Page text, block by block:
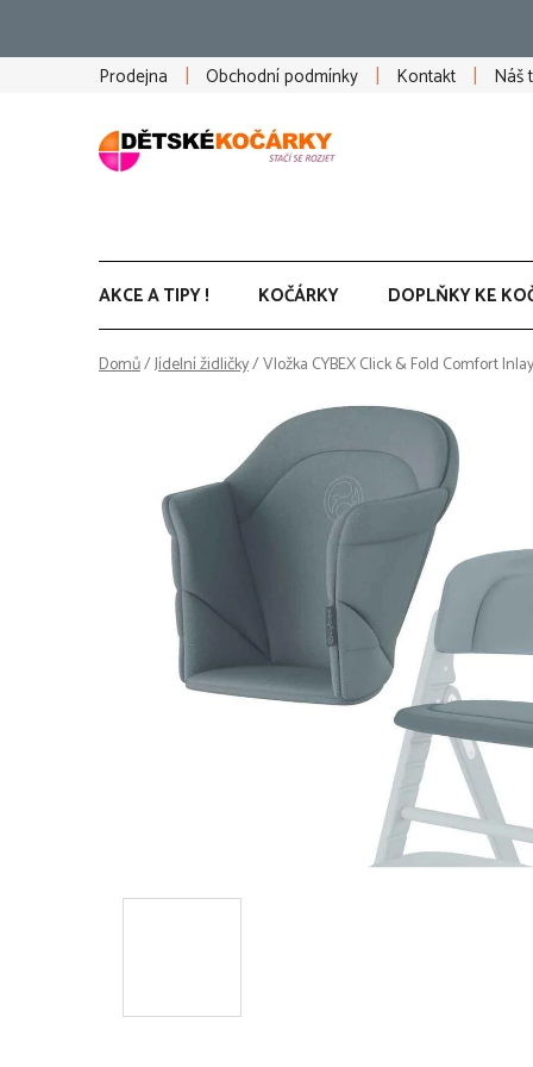
obsah
Prodejna
Obchodní podmínky Kontakt Náš
AKCE A TIPY ! KOČÁRKY DOPLŇKY KE
Domů/Jídelní židličky/Vložka CYBEX Click & Fold Comfort